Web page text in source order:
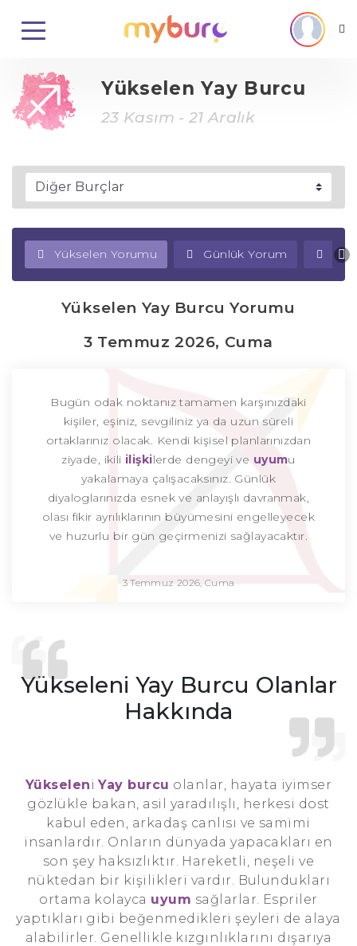
Yükselen Yay Burcu
23 Kasım - 21 Aralık
Yükselen Yorumu Günlük Yorum
Yükselen Yay Burcu Yorumu
3 Temmuz 2026, Cuma
Bugün odak noktanız tamamen karşınızdaki
kişiler, eşiniz, sevgiliniz ya da uzun süreli
ortaklarınız olacak. Kendi kişisel planlarınızdan
ziyade, ikili ilişkilerde dengeyi ve uyumu
yakalamaya çalışacaksınız. Günlük
diyaloglarınızda esnek ve anlayışlı davranmak,
olası fikir ayrılıklarının büyümesini engelleyecek
ve huzurlu bir gün geçirmenizi sağlayacaktır.
3 Temmuz 2026, Cuma
Yükseleni Yay Burcu Olanlar
Hakkında
YükseleniYay burcu olanlar, hayata iyimser
gözlükle bakan, asil yaradılışlı, herkesi dost
kabul eden, arkadaş canlısı ve samimi
insanlardır. Onların dünyada yapacakları en
son şey haksızlıktır. Hareketli, neşeli ve
nüktedan bir kişilikleri vardır. Bulundukları
ortama kolayca uyum sağlarlar. Espriler
yaptıkları gibi beğenmedikleri şeyleri de alaya
alabilirler. Genellikle kızgınlıklarını dışarıya